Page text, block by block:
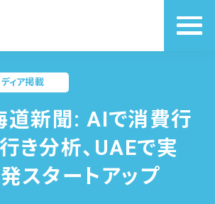
ィア掲載
道新聞: AIで消費行
き分析、UAEで実
スタートアップ